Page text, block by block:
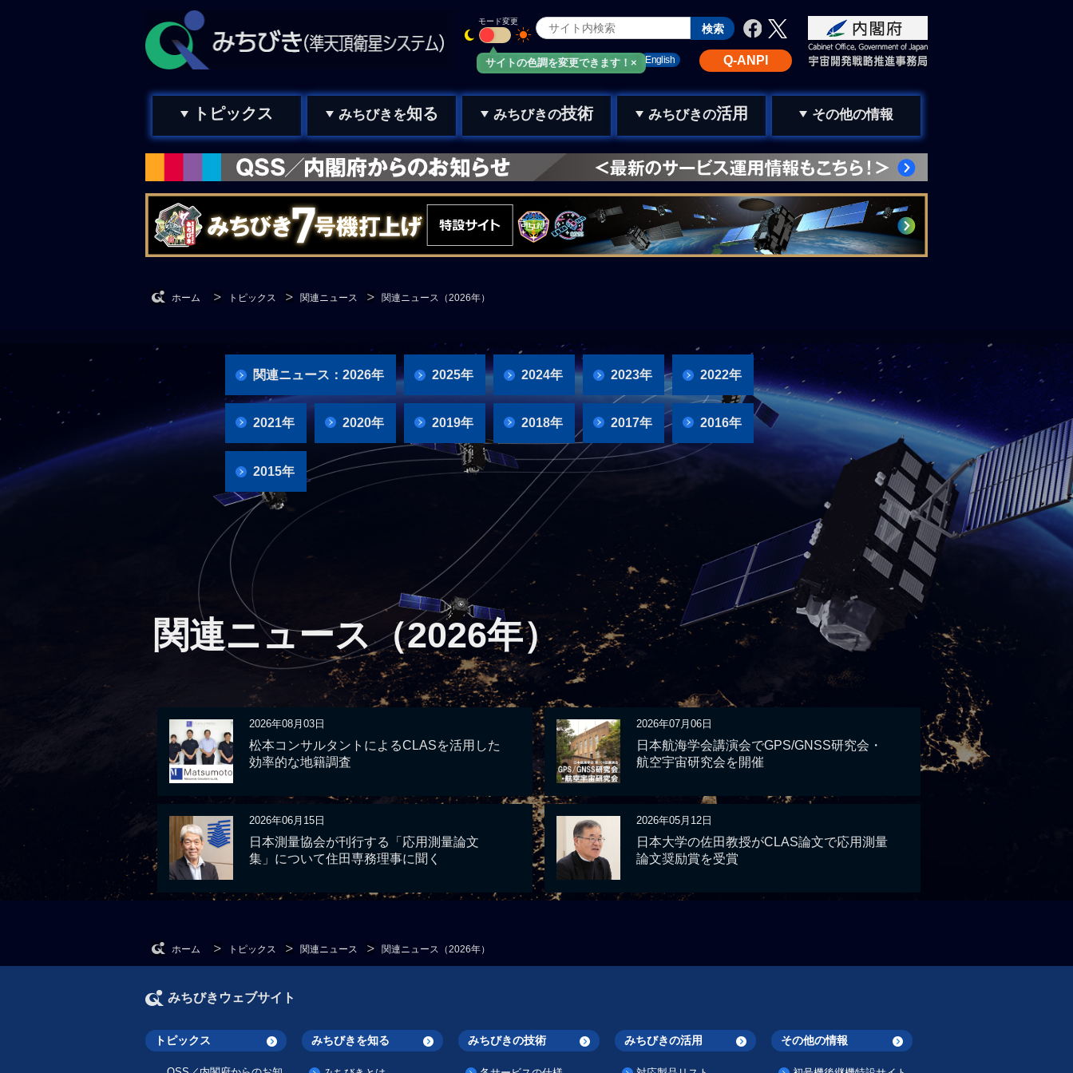
サイトの色調を変更できます！×
モード変更
Q-ANPI
English
お問い合わせ
みちびきメール
トピックス みちびきを知る みちびきの技術 みちびきの活用 その他の情報
ホーム トピックス 関連ニュース 関連ニュース（2026年）
関連ニュース：2026年 2025年 2024年 2023年 2022年
2021年 2020年 2019年 2018年 2017年 2016年
2015年
関連ニュース（2026年）
2026年08月03日
松本コンサルタントによるCLASを活用した
効率的な地籍調査
2026年07月06日
日本航海学会講演会でGPS/GNSS研究会・
航空宇宙研究会を開催
2026年06月15日
日本測量協会が刊行する「応用測量論文
集」について住田専務理事に聞く
2026年05月12日
日本大学の佐田教授がCLAS論文で応用測量
論文奨励賞を受賞
ホーム トピックス 関連ニュース 関連ニュース（2026年）
みちびきウェブサイト
トピックス みちびきを知る みちびきの技術 みちびきの活用 その他の情報